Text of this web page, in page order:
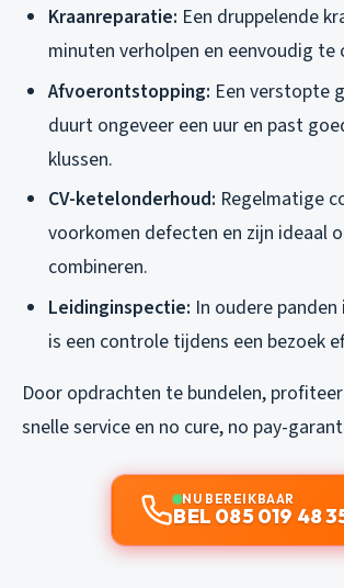
Kraanreparatie: Een druppelende
minuten verholpen en eenvoudig te
Afvoerontstopping: Een verstopte
duurt ongeveer een uur en past
klussen.
CV-ketelonderhoud: Regelmatige
voorkomen defecten en zijn ideaal
combineren.
Leidinginspectie: In oudere
is een controle tijdens een bezoek
Door opdrachten te bundelen,
snelle service en no cure, no pay-
NU BEREIKBAAR
BEL 085 019 48